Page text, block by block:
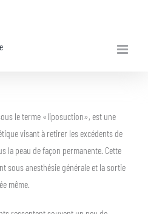
le terme «liposuction», est une
visant à retirer les excédents de
la peau de façon permanente. Cette
sous anesthésie générale et la sortie
même.